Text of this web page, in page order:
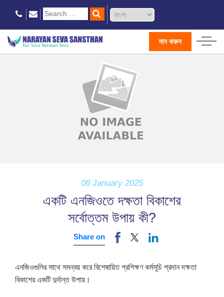
দান করুন
08 January 2025
একটি এনজিওতে দক্ষতা বিকাশের
সর্বোত্তম উপায় কী?
Share on
এনজিওগুলির সাথে সমন্বয় করে বিশেষায়িত প্রশিক্ষণ কর্মসূচি প্রদান দক্ষতা
বিকাশের একটি দুর্দান্ত উপায়।